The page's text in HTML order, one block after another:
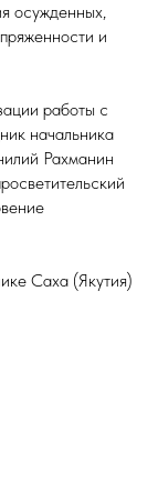
осужденных,
и
работы с
начальника
Рахманин
Саха (Якутия)